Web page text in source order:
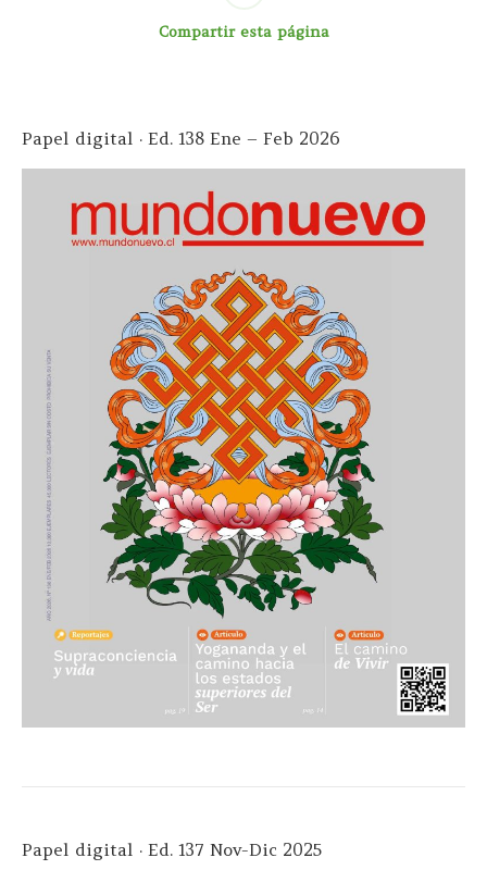
Compartir esta página
Papel digital · Ed. 138 Ene – Feb 2026
Papel digital · Ed. 137 Nov-Dic 2025